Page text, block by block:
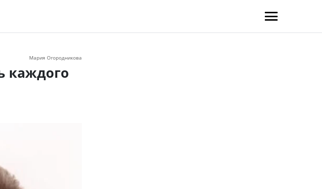
Мария Огородникова
каждого